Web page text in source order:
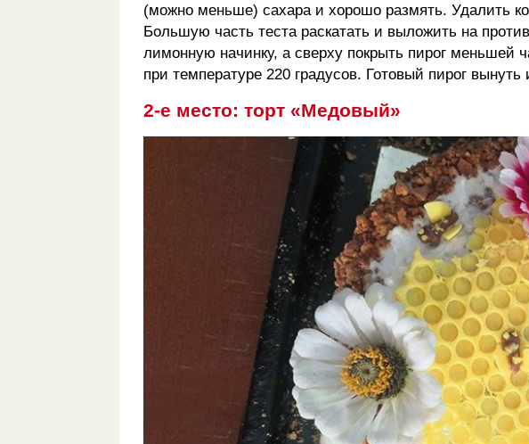
(можно меньше) сахара и хорошо размять. Удалить
Большую часть теста раскатать и выложить на
лимонную начинку, а сверху покрыть пирог меньшей
при температуре 220 градусов. Готовый пирог
2-е место: торт «Медовый»